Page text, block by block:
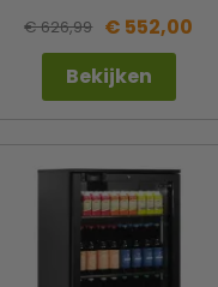
€ 626,99 € 552,00
Bekijken